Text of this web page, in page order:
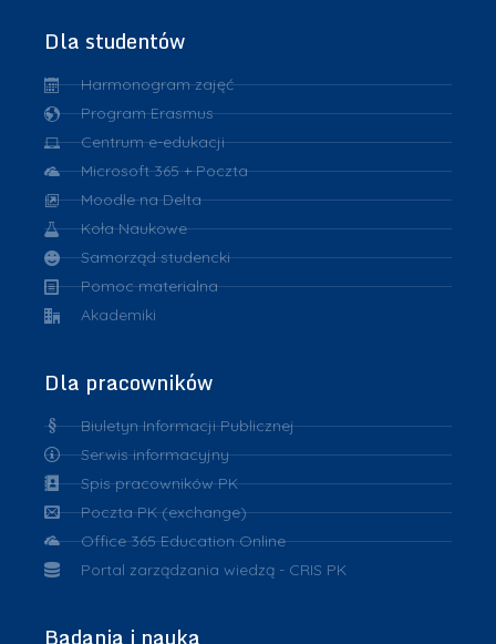
Dla studentów
Harmonogram zajęć
Program Erasmus
Centrum e-edukacji
Microsoft 365 + Poczta
Moodle na Delta
Koła Naukowe
Samorząd studencki
Pomoc materialna
Akademiki
Dla pracowników
Biuletyn Informacji Publicznej
Serwis informacyjny
Spis pracowników PK
Poczta PK (exchange)
Office 365 Education Online
Portal zarządzania wiedzą - CRIS PK
Badania i nauka